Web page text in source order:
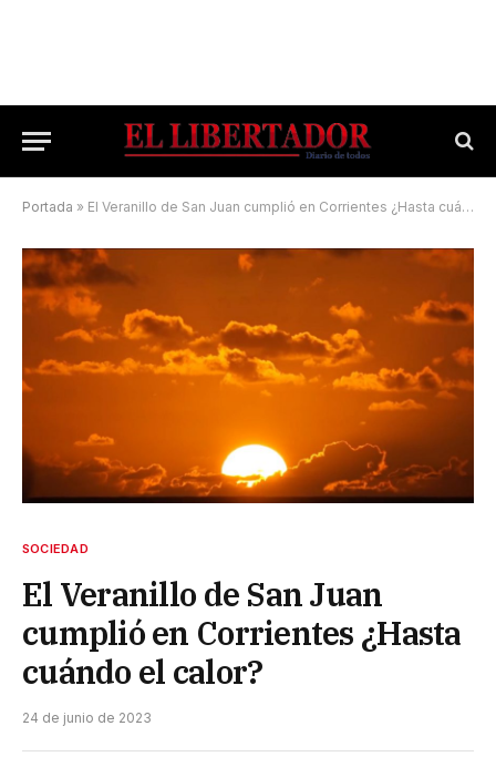
Portada » El Veranillo de San Juan cumplió en Corrientes ¿Hasta cuándo el calor?
SOCIEDAD
El Veranillo de San Juan
cumplió en Corrientes ¿Hasta
cuándo el calor?
24 de junio de 2023